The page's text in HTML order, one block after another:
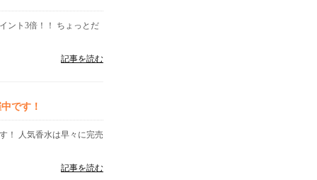
ント3倍！！ ちょっとだ
記事を読む
です！
人気香水は早々に完売
記事を読む